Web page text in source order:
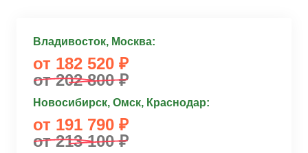
Владивосток, Москва:
от 182 520 ₽
от 202 800 ₽
Новосибирск, Омск, Краснодар:
от 191 790 ₽
от 213 100 ₽